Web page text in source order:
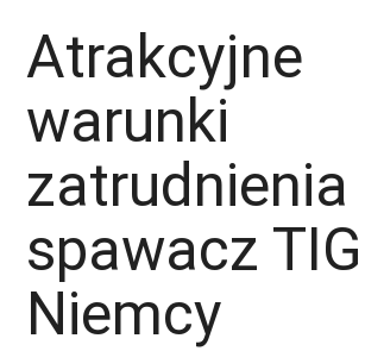
Atrakcyjne
warunki
zatrudnienia
spawacz TIG
Niemcy